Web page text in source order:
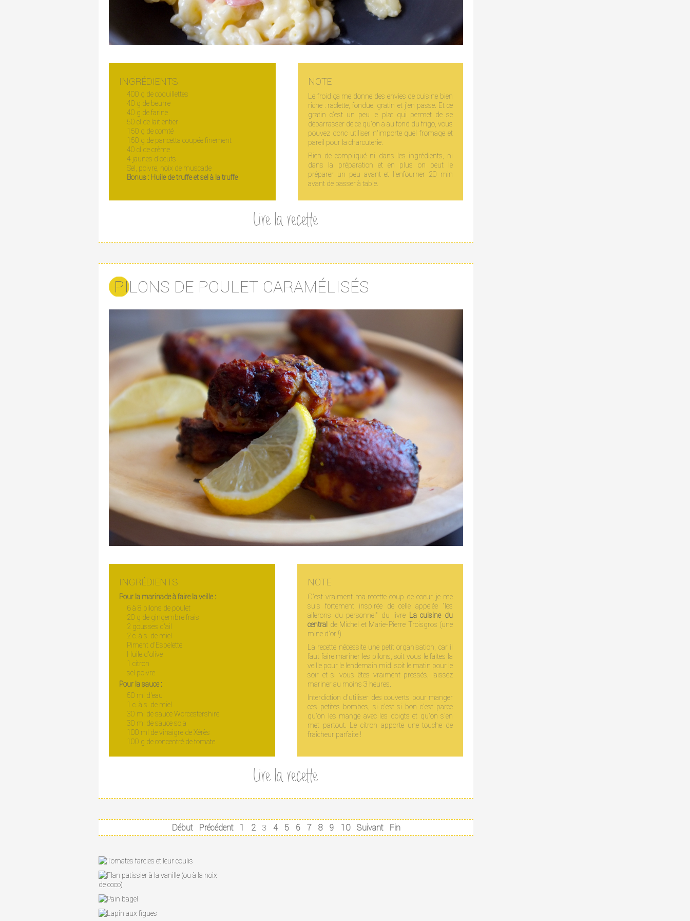
INGRÉDIENTS
400 g de coquillettes
40 g de beurre
40 g de farine
50 cl de lait entier
150 g de comté
150 g de pancetta coupée finement
40 cl de crème
4 jaunes d'oeufs
Sel, poivre, noix de muscade
Bonus : Huile de truffe et sel à la truffe
NOTE
Le froid ça me donne des envies de cuisine bien
riche : raclette, fondue, gratin et j'en passe. Et ce
gratin c'est un peu le plat qui permet de se
débarrasser de ce qu'on a au fond du frigo, vous
pouvez donc utiliser n'importe quel fromage et
pareil pour la charcuterie.
Rien de compliqué ni dans les ingrédients, ni
dans la préparation et en plus on peut le
préparer un peu avant et l'enfourner 20 min
avant de passer à table.
Lire la recette
PILONS DE POULET CARAMÉLISÉS
INGRÉDIENTS
Pour la marinade à faire la veille :
6 à 8 pilons de poulet
20 g de gingembre frais
2 gousses d'ail
2 c. à s. de miel
Piment d'Espelette
Huile d'olive
1 citron
sel poivre
Pour la sauce :
50 ml d'eau
1 c. à s. de miel
30 ml de sauce Worcestershire
30 ml de sauce soja
100 ml de vinaigre de Xérès
100 g de concentré de tomate
NOTE
C'est vraiment ma recette coup de coeur, je me
suis fortement inspirée de celle appelée "les
ailerons du personnel" du livre La cuisine du
central de Michel et Marie-Pierre Troisgros (une
mine d'or !).
La recette nécessite une petit organisation, car il
faut faire mariner les pilons, soit vous le faites la
veille pour le lendemain midi soit le matin pour le
soir et si vous êtes vraiment pressés, laissez
mariner au moins 3 heures.
Interdiction d'utiliser des couverts pour manger
ces petites bombes, si c'est si bon c'est parce
qu'on les mange avec les doigts et qu'on s'en
met partout. Le citron apporte une touche de
fraîcheur parfaite !
Lire la recette
Début Précédent 1 2 3 4 5 6 7 8 9 10 Suivant Fin